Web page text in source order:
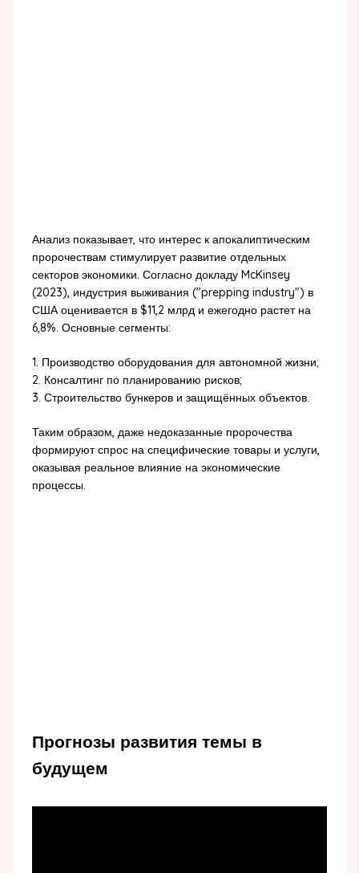
Анализ показывает, что интерес к апокалиптическим
пророчествам стимулирует развитие отдельных
секторов экономики. Согласно докладу McKinsey
(2023), индустрия выживания ("prepping industry") в
США оценивается в $11,2 млрд и ежегодно растет на
6,8%. Основные сегменты:
1. Производство оборудования для автономной жизни;
2. Консалтинг по планированию рисков;
3. Строительство бункеров и защищённых объектов.
Таким образом, даже недоказанные пророчества
формируют спрос на специфические товары и услуги,
оказывая реальное влияние на экономические
процессы.
Прогнозы развития темы в
будущем